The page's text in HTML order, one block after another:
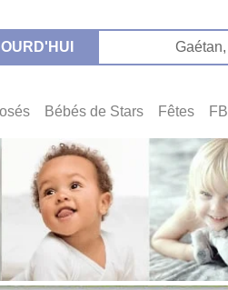
Gaétan,
Bébés de Stars Fêtes FB